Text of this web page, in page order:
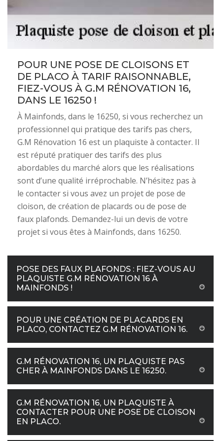
POUR UNE POSE DE CLOISONS ET
DE PLACO À TARIF RAISONNABLE,
FIEZ-VOUS À G.M RÉNOVATION 16,
DANS LE 16250 !
À Mainfonds, dans le 16250, si vous recherchez un
professionnel qui pratique des tarifs pas chers,
G.M Rénovation 16 est un plaquiste à contacter. Il
est réputé pratiquer des tarifs des plus
abordables du marché alors que les réalisations
sont d’une qualité irréprochable. N’hésitez pas à
le contacter si vous avez un projet de pose de
cloison, de création de placards ou de pose de
faux plafonds. Demandez-lui un devis de votre
projet si vous êtes à Mainfonds, dans 16250.
POSE DES FAUX PLAFONDS : FIEZ-VOUS AU
PLAQUISTE G.M RÉNOVATION 16 À
MAINFONDS !
POUR UNE CRÉATION DE PLACARDS EN
PLACO, CONTACTEZ G.M RÉNOVATION 16.
G.M RÉNOVATION 16, UN PLAQUISTE PAS
CHER À MAINFONDS DANS LE 16250.
G.M RÉNOVATION 16, UN PLAQUISTE À
CONTACTER POUR UNE POSE DE CLOISON
EN PLACO.